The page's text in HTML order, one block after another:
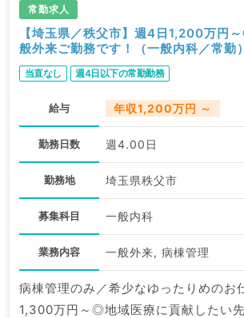
常勤求人
【埼玉県／秩父市】週4日1,200万円
般外来ご勤務です！（一般内科／常勤）
当直なし 週4日以下の常勤勤務
給与 年収1,200万円 ～
勤務日数 週4.00日
勤務地 埼玉県秩父市
募集科目 一般内科
業務内容 一般外来, 病棟管理
病棟管理のみ／希少なゆったりめのお
1,300万円～◎地域医療に貢献したい